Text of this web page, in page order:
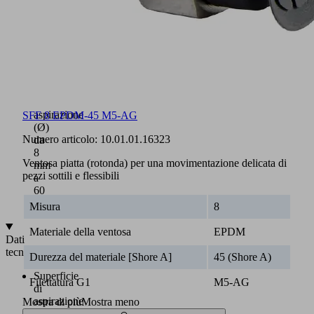
aspirazione
(Ø)
da
8
mm
a
60
mm
Dati
tecnici
Superficie
di
aspirazione
SFF 8 EPDM-45 M5-AG
Numero articolo: 10.01.01.16323
Ventosa piatta (rotonda) per una movimentazione delicata di
pezzi sottili e flessibili
Misura 8
Materiale della ventosa EPDM
Durezza del materiale [Shore A] 45 (Shore A)
Filettatura G1
M5-AG
Mostra di piùMostra meno